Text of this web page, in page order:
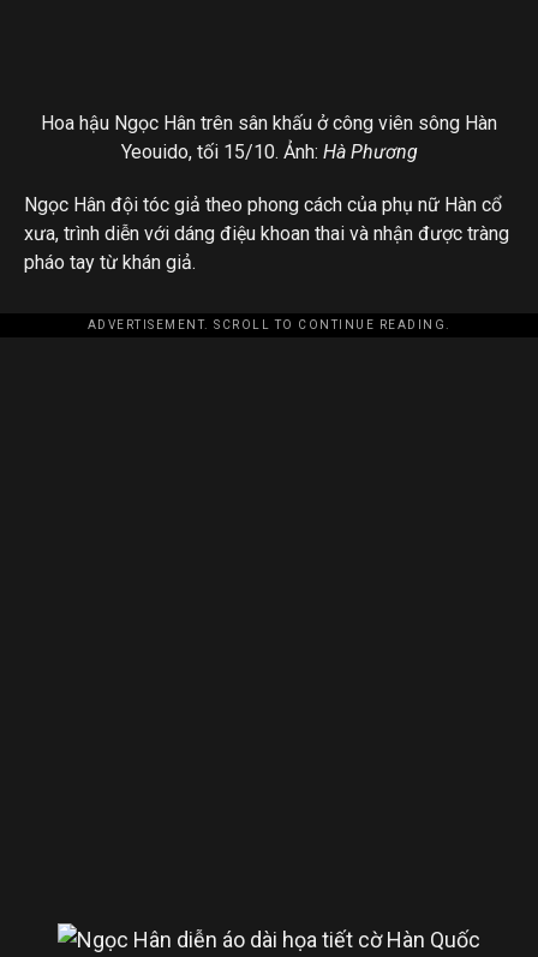
Hoa hậu Ngọc Hân trên sân khấu ở công viên sông Hàn
Yeouido, tối 15/10. Ảnh: Hà Phương
Ngọc Hân đội tóc giả theo phong cách của phụ nữ Hàn cổ
xưa, trình diễn với dáng điệu khoan thai và nhận được tràng
pháo tay từ khán giả.
ADVERTISEMENT. SCROLL TO CONTINUE READING.